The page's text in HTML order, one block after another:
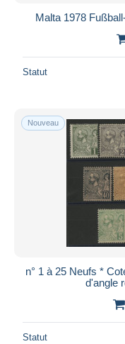
Malta 1978
Statut
Nouveau
n° 1 à 25 Neufs *
d'angle
Statut